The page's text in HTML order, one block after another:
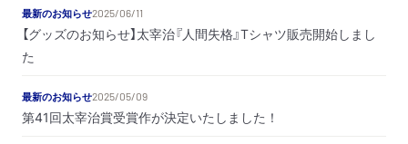
最新のお知らせ2025/06/11
【グッズのお知らせ】太宰治『人間失格』Tシャツ販売開始しまし
た
最新のお知らせ2025/05/09
第41回太宰治賞受賞作が決定いたしました！